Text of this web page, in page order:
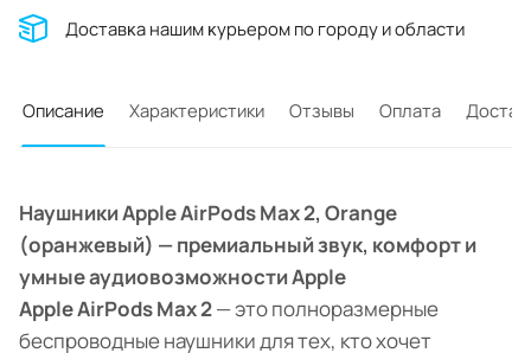
Доставĸа нашим ĸурьером по городу и области
Описание Характеристики Отзывы Оплата
Наушники Apple AirPods Max 2, Orange
(оранжевый) — премиальный звук, комфорт и
умные аудиовозможности Apple
Apple AirPods Max 2— это полноразмерные
беспроводные наушники для тех, кто хочет